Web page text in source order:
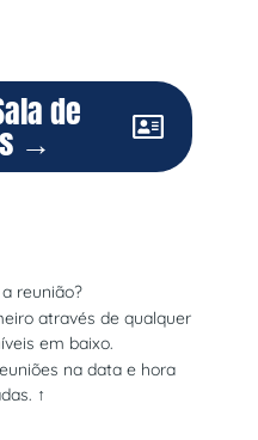
de
→
reunião?
através de qualquer
em baixo.
na data e hora
↑